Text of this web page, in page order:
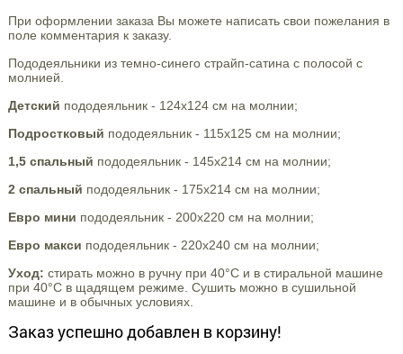
При оформлении заказа Вы можете написать свои пожелания в
поле комментария к заказу.
Пододеяльники из темно-синего страйп-сатина с полосой с
молнией.
Детский пододеяльник - 124х124 см на молнии;
Подростковый пододеяльник - 115х125 см на молнии;
1,5 спальный пододеяльник - 145х214 см на молнии;
2 спальный пододеяльник - 175х214 см на молнии;
Евро мини пододеяльник - 200х220 см на молнии;
Евро макси пододеяльник - 220х240 см на молнии;
Уход: стирать можно в ручну при 40°С и в стиральной машине
при 40°С в щадящем режиме. Сушить можно в сушильной
машине и в обычных условиях.
Заказ успешно добавлен в корзину!